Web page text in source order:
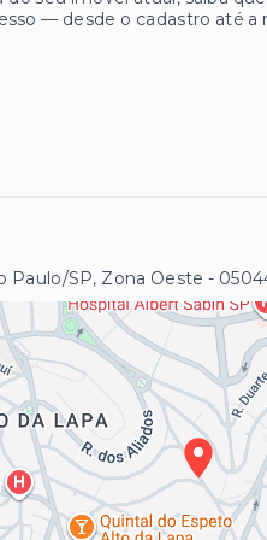
— desde o cadastro até a
Paulo/SP, Zona Oeste -